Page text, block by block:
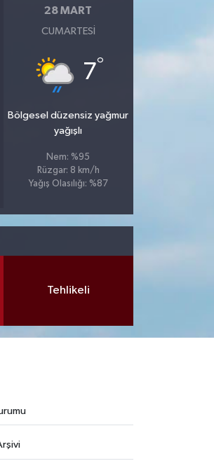
28 MART
CUMARTESI
7°
Bölgesel düzensiz yağmur
yağışlı
Nem: %95
Rüzgar: 8 km/h
Yağış Olasılığı: %87
Tehlikeli